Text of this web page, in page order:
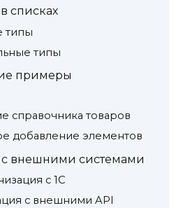
списках
типы
типы
примеры
справочника товаров
добавление элементов
с внешними системами
с 1С
с внешними API